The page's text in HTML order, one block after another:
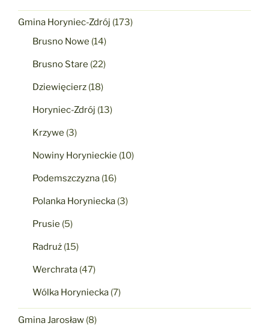
Gmina Horyniec-Zdrój (173)
Brusno Nowe (14)
Brusno Stare (22)
Dziewięcierz (18)
Horyniec-Zdrój (13)
Krzywe (3)
Nowiny Horynieckie (10)
Podemszczyzna (16)
Polanka Horyniecka (3)
Prusie (5)
Radruż (15)
Werchrata (47)
Wólka Horyniecka (7)
Gmina Jarosław (8)